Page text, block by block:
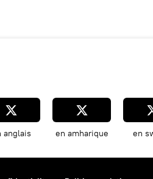
anglais en amharique en